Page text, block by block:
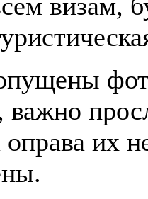
важно
оправа их